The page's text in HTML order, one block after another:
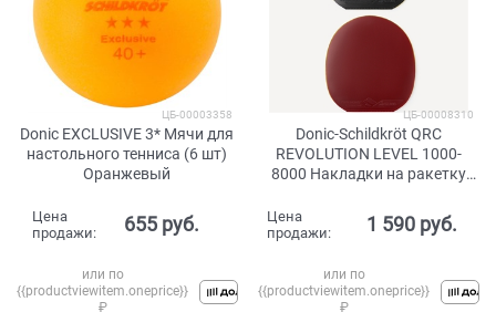
ЦБ-00003358
Donic EXCLUSIVE 3* Мячи для
настольного тенниса (6 шт)
Оранжевый
Цена
продажи:
655 руб.
или по
{{productviewitem.oneprice}}
₽
ЦБ-00008310
Donic-Schildkröt QRC
REVOLUTION LEVEL 1000-
8000 Накладки на ракетку
Цена
продажи:
1 590 руб.
или по
{{productviewitem.oneprice}}
₽